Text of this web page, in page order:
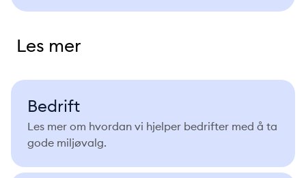
Les mer
Bedrift
Les mer om hvordan vi hjelper bedrifter med å ta
gode miljøvalg.